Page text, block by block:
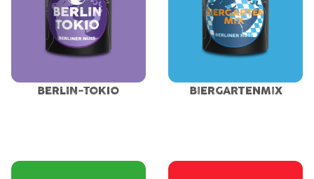
BERLIN-TOKIO BIERGARTENMIX